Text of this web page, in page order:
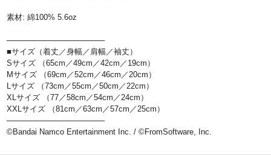
素材: 綿100% 5.6oz
──────────────────
■サイズ（着丈／身幅／肩幅／袖丈）
Sサイズ （65cm／49cm／42cm／19cm）
Mサイズ （69cm／52cm／46cm／20cm）
Lサイズ （73cm／55cm／50cm／22cm）
XLサイズ （77／58cm／54cm／24cm）
XXLサイズ （81cm／63cm／57cm／25cm）
──────────────────
©Bandai Namco Entertainment Inc. / ©FromSoftware, Inc.